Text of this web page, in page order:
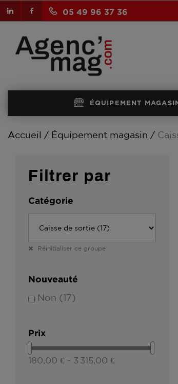
05 49 96 37 36
Facebook
LinkedIn
ÉQUIPEMENT
Accueil Équipement magasin
Filtrer par
Catégorie
Réinitialiser ce groupe
Nouveauté
Non (17)
Prix
180,00 € - 3 315,00 €